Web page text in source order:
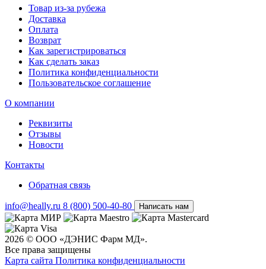
Товар из-за рубежа
Доставка
Оплата
Возврат
Как зарегистрироваться
Как сделать заказ
Политика конфиденциальности
Пользовательское соглашение
О компании
Реквизиты
Отзывы
Новости
Контакты
Обратная связь
info@heally.ru 8 (800) 500-40-80 Написать нам
2026 © ООО «ДЭНИС Фарм МД».
Все права защищены
Карта сайта Политика конфиден­циальности